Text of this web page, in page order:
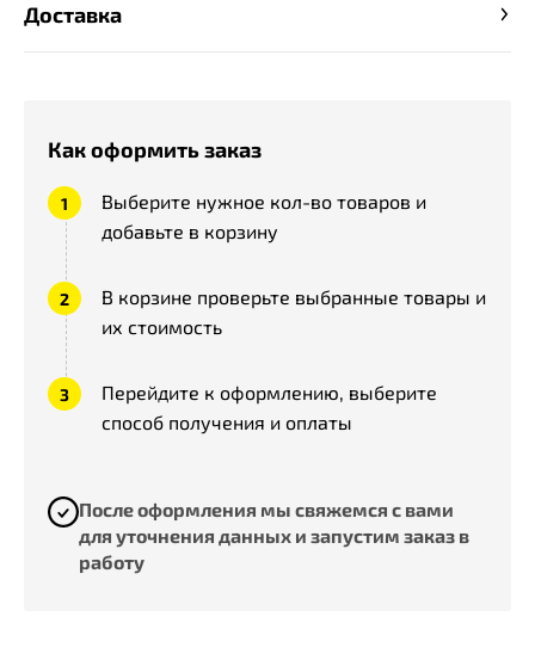
Как оформить заказ
Выберите нужное кол-во товаров и
добавьте в корзину
В корзине проверьте выбранные товары и
их стоимость
Перейдите к оформлению, выберите
способ получения и оплаты
После оформления мы свяжемся с вами
для уточнения данных и запустим заказ в
работу
Доставка